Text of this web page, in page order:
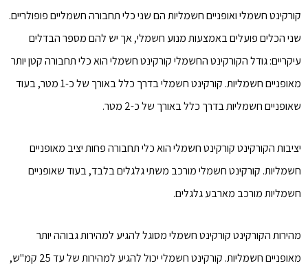
קורקינט חשמלי ואופניים חשמליות הם שני כלי תחבורה חשמליים פופולריים.
שני הכלים פועלים באמצעות מנוע חשמלי, אך יש להם מספר הבדלים
עיקריים: גודל הקורקינט החשמלי קורקינט חשמלי הוא כלי תחבורה קטן יותר
מאופניים חשמליות. קורקינט חשמלי בדרך כלל באורך של כ-1 מטר, בעוד
שאופניים חשמליות בדרך כלל באורך של כ-2 מטר.
יציבות הקורקינט קורקינט חשמלי הוא כלי תחבורה פחות יציב מאופניים
חשמליות. קורקינט חשמלי מורכב משתי גלגלים בלבד, בעוד שאופניים
חשמליות מורכב מארבע גלגלים.
מהירות הקורקינט קורקינט חשמלי מסוגל להגיע למהירות גבוהה יותר
מאופניים חשמליות. קורקינט חשמלי יכול להגיע למהירות של עד 25 קמ"ש,